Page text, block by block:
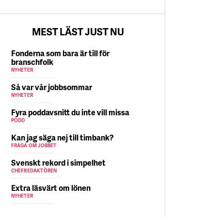
MEST LÄST JUST NU
Fonderna som bara är till för
branschfolk
NYHETER
Så var vår jobbsommar
NYHETER
Fyra poddavsnitt du inte vill missa
PODD
Kan jag säga nej till timbank?
FRÅGA OM JOBBET
Svenskt rekord i simpelhet
CHEFREDAKTÖREN
Extra läsvärt om lönen
NYHETER